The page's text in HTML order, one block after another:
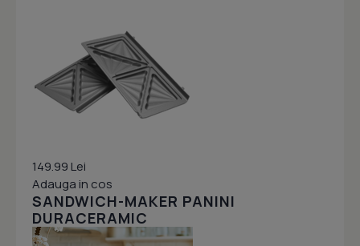
149.99 Lei
Adauga in cos
SANDWICH-MAKER PANINI
DURACERAMIC